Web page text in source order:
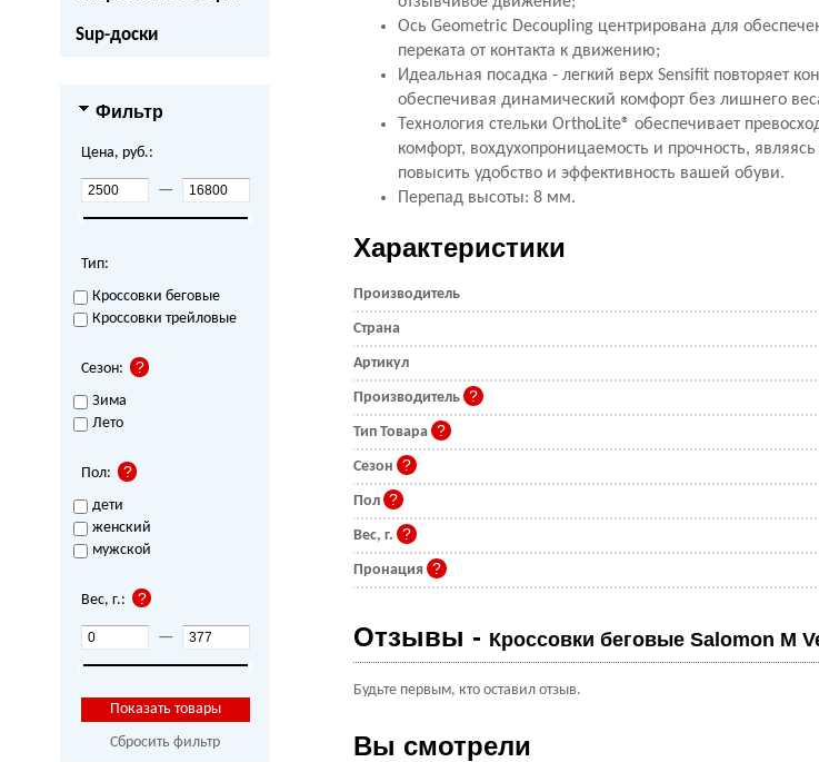
Sup-доски
Фильтр
Цена, руб.:
—
Тип:
Кроссовки беговые
Кроссовки трейловые
Сезон:
Зима
Лето
Пол:
дети
женский
мужской
Вес, г.:
—
Сбросить фильтр
Ось Geometric Decoupling центрирована для
переката от контакта к движению;
Идеальная посадка - легкий верх Sensifit повторяет
обеспечивая динамический комфорт без лишнего
Технология стельки OrthoLite® обеспечивает
комфорт, вохдухопроницаемость и прочность,
повысить удобство и эффективность вашей обуви.
Перепад высоты: 8 мм.
Характеристики
Производитель
Страна
Артикул
Производитель
Тип Товара
Сезон
Пол
Вес, г.
Пронация
Отзывы - Кроссовки беговые Salomon M
Будьте первым, кто оставил отзыв.
Вы смотрели